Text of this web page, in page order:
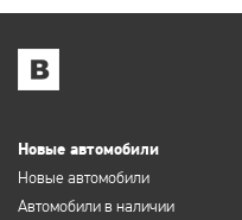
Новые автомобили
Новые автомобили
Автомобили в наличии